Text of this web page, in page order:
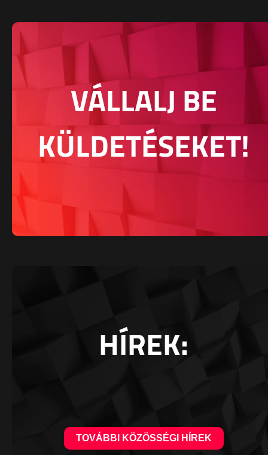
VÁLLALJ BE
KÜLDETÉSEKET!
HÍREK:
TOVÁBBI KÖZÖSSÉGI HÍREK